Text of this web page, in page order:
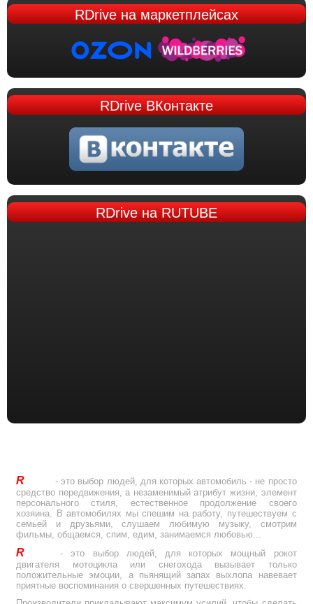
RDriveна маркетплейсах
RDriveВКонтакте
RDriveна RUTUBE
R
- это выбор людей, для которых автомобиль - не просто
средство передвижения, а незаменимый атрибут жизни, элемент
персонального стиля, естественное продолжение своего
хозяина. В автомобилях мы спешим на работу, путешествуем с
семьей и друзьями, слушаем любимую музыку, смотрим
фильмы, общаемся, спим, едим, занимаемся любовью...
R
- это выбор людей, для которых мощный рокот
двигателя мотоцикла или снегохода вызывает только
положительные эмоции, а пьянящий запах выхлопа навевает
приятные воспоминания о свершенных путешествиях.